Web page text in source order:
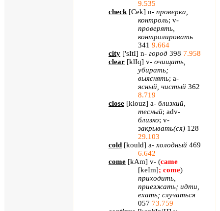
9.535
check [Cek] n- проверка,
контроль; v-
проверять,
контролировать
341 9.664
city ['sItI] n- город 398 7.958
clear [klIq] v- очищать,
убирать;
выяснять; a-
ясный, чистый 362
8.719
close [klouz] a- близкий,
тесный; adv-
близко; v-
закрывать(ся) 128
29.103
cold [kould] a- холодный 469
6.642
come [kAm] v- (came
[keIm]; come)
приходить,
приезжать; идти,
ехать; случаться
057 73.759